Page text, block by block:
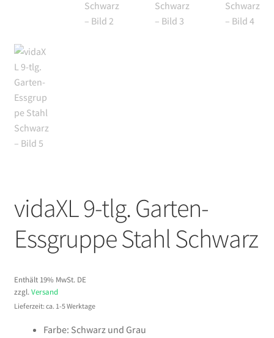
vidaXL 9-tlg. Garten-
Essgruppe Stahl Schwarz
Enthält 19% MwSt. DE
zzgl. Versand
Lieferzeit: ca. 1-5 Werktage
Farbe: Schwarz und Grau